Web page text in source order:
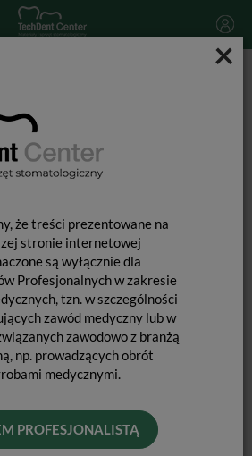
×
że treści prezentowane na
stronie internetowej
są wyłącznie dla
Profesjonalnych w zakresie
tzn. w szczególności
zawód medyczny lub w
zawodowo z branżą
np. prowadzących obrót
medycznymi.
PROFESJONALISTĄ
WINYLOWE